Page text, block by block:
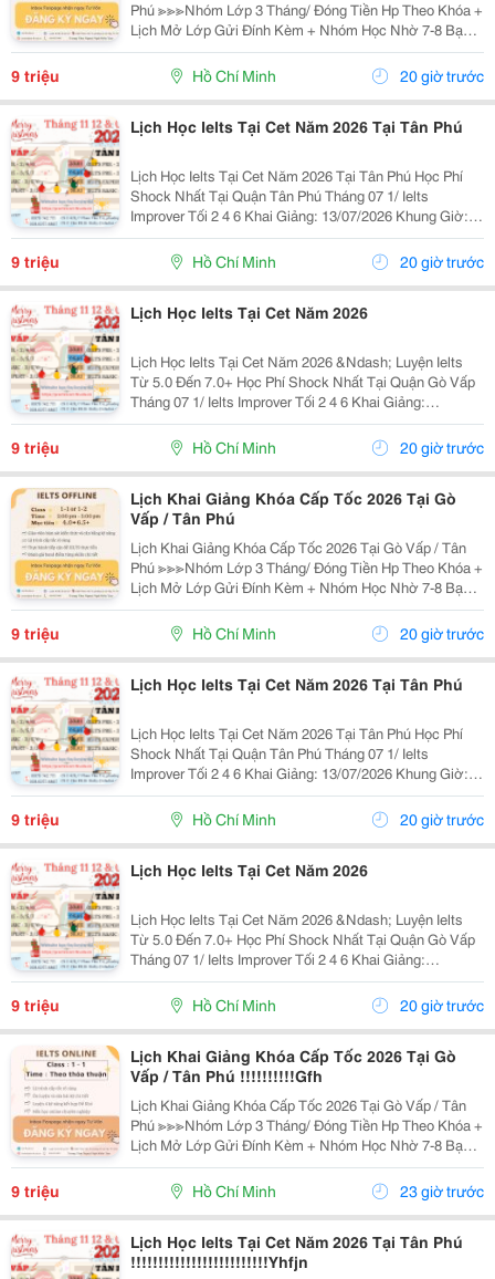
Phú ≫≫≫Nhóm Lớp 3 Tháng/ Đóng Tiền Hp Theo Khóa +
Lịch Mở Lớp Gửi Đính Kèm + Nhóm Học Nhờ 7-8 Bạn/
Lớp + Giáo Trình Ielts Có Band Điểm Lộ Trình, Sách
Nước Ngoài Bám Sát + Chia Đều 4 Kỹ...
9 triệu Hồ Chí Minh 20 giờ trước
Lịch Học Ielts Tại Cet Năm 2026 Tại Tân Phú
Lịch Học Ielts Tại Cet Năm 2026 Tại Tân Phú Học Phí
Shock Nhất Tại Quận Tân Phú Tháng 07 1/ Ielts
Improver Tối 2 4 6 Khai Giảng: 13/07/2026 Khung Giờ:
18:00 Đến 21:00 Học Phí Ưu Đãi 5% Khi Đăng Ký 2/ Ielts
Basic Tối 3 5 7 Khai...
9 triệu Hồ Chí Minh 20 giờ trước
Lịch Học Ielts Tại Cet Năm 2026
Lịch Học Ielts Tại Cet Năm 2026 &Ndash; Luyện Ielts
Từ 5.0 Đến 7.0+ Học Phí Shock Nhất Tại Quận Gò Vấp
Tháng 07 1/ Ielts Improver Tối 2 4 6 Khai Giảng:
13/07/2026 Khung Giờ: 18:00 Đến 21:00 Học Phí Ưu Đãi
5% Khi Đăng Ký 2/ Ielts...
9 triệu Hồ Chí Minh 20 giờ trước
Lịch Khai Giảng Khóa Cấp Tốc 2026 Tại Gò
Vấp / Tân Phú
Lịch Khai Giảng Khóa Cấp Tốc 2026 Tại Gò Vấp / Tân
Phú ≫≫≫Nhóm Lớp 3 Tháng/ Đóng Tiền Hp Theo Khóa +
Lịch Mở Lớp Gửi Đính Kèm + Nhóm Học Nhờ 7-8 Bạn/
Lớp + Giáo Trình Ielts Có Band Điểm Lộ Trình, Sách
Nước Ngoài Bám Sát + Chia Đều 4 Kỹ...
9 triệu Hồ Chí Minh 20 giờ trước
Lịch Học Ielts Tại Cet Năm 2026 Tại Tân Phú
Lịch Học Ielts Tại Cet Năm 2026 Tại Tân Phú Học Phí
Shock Nhất Tại Quận Tân Phú Tháng 07 1/ Ielts
Improver Tối 2 4 6 Khai Giảng: 13/07/2026 Khung Giờ:
18:00 Đến 21:00 Học Phí Ưu Đãi 5% Khi Đăng Ký 2/ Ielts
Basic Tối 3 5 7 Khai...
9 triệu Hồ Chí Minh 20 giờ trước
Lịch Học Ielts Tại Cet Năm 2026
Lịch Học Ielts Tại Cet Năm 2026 &Ndash; Luyện Ielts
Từ 5.0 Đến 7.0+ Học Phí Shock Nhất Tại Quận Gò Vấp
Tháng 07 1/ Ielts Improver Tối 2 4 6 Khai Giảng:
13/07/2026 Khung Giờ: 18:00 Đến 21:00 Học Phí Ưu Đãi
5% Khi Đăng Ký 2/ Ielts...
9 triệu Hồ Chí Minh 20 giờ trước
Lịch Khai Giảng Khóa Cấp Tốc 2026 Tại Gò
Vấp / Tân Phú !!!!!!!!!!Gfh
Lịch Khai Giảng Khóa Cấp Tốc 2026 Tại Gò Vấp / Tân
Phú ≫≫≫Nhóm Lớp 3 Tháng/ Đóng Tiền Hp Theo Khóa +
Lịch Mở Lớp Gửi Đính Kèm + Nhóm Học Nhờ 7-8 Bạn/
Lớp + Giáo Trình Ielts Có Band Điểm Lộ Trình, Sách
Nước Ngoài Bám Sát + Chia Đều 4 Kỹ...
9 triệu Hồ Chí Minh 23 giờ trước
Lịch Học Ielts Tại Cet Năm 2026 Tại Tân Phú
!!!!!!!!!!!!!!!!!!!!!!!!!Yhfjn